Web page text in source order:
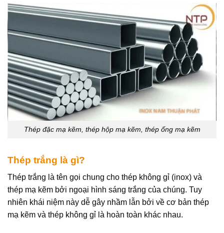
Thép đặc mạ kẽm, thép hộp mạ kẽm, thép ống mạ kẽm
Thép trắng là gì?
Thép trắng là tên gọi chung cho thép không gỉ (inox) và
thép mạ kẽm bởi ngoại hình sáng trắng của chúng. Tuy
nhiên khái niệm này dễ gây nhầm lẫn bởi về cơ bản thép
mạ kẽm và thép không gỉ là hoàn toàn khác nhau.